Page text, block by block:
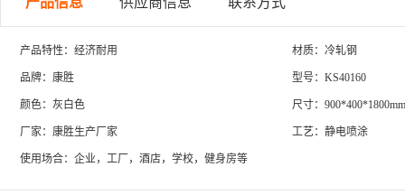
产品特性：经济耐用 材质：冷轧钢
品牌：康胜 型号：KS40160
颜色：灰白色 尺寸：900*400*1800mm
厂家：康胜生产厂家 工艺：静电喷涂
使用场合：企业，工厂，酒店，学校，健身房等